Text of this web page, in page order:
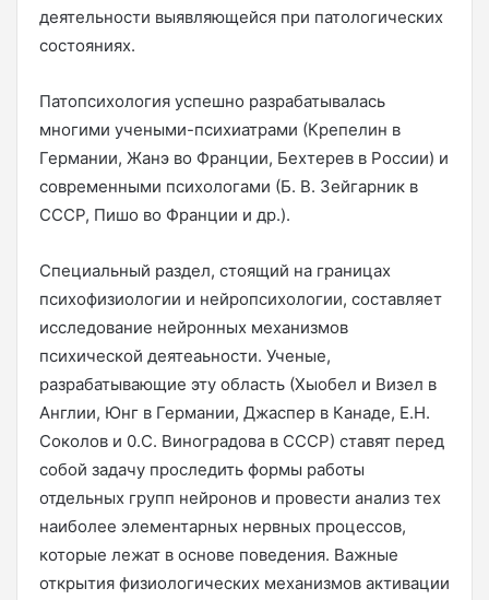
деятельности выявляющейся при патологических
состояниях.
Патопсихология успешно разрабатывалась
многими учеными-психиатрами (Крепелин в
Германии, Жанэ во Франции, Бехтерев в России) и
современными психологами (Б. В. Зейгарник в
СССР, Пишо во Франции и др.).
Специальный раздел, стоящий на границах
психофизиологии и нейропсихологии, составляет
исследование нейронных механизмов
психической деятеаьности. Ученые,
разрабатывающие эту область (Хыобел и Визел в
Англии, Юнг в Германии, Джаспер в Канаде, Е.Н.
Соколов и 0.С. Виноградова в СССР) ставят перед
собой задачу проследить формы работы
отдельных групп нейронов и провести анализ тех
наиболее элементарных нервных процессов,
которые лежат в основе поведения. Важные
открытия физиологических механизмов активации